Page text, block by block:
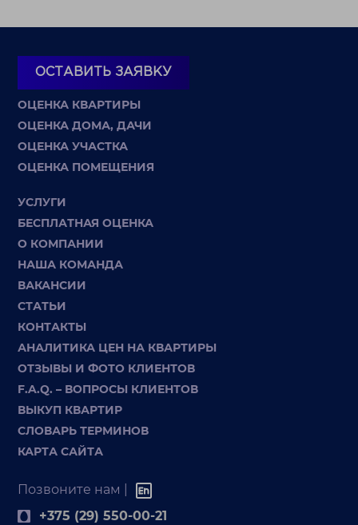
ОСТАВИТЬ ЗАЯВКУ
ОЦЕНКА КВАРТИРЫ
ОЦЕНКА ДОМА, ДАЧИ
ОЦЕНКА УЧАСТКА
ОЦЕНКА ПОМЕЩЕНИЯ
УСЛУГИ
БЕСПЛАТНАЯ ОЦЕНКА
О КОМПАНИИ
НАША КОМАНДА
ВАКАНСИИ
СТАТЬИ
КОНТАКТЫ
АНАЛИТИКА ЦЕН НА КВАРТИРЫ
ОТЗЫВЫ И ФОТО КЛИЕНТОВ
F.A.Q. – ВОПРОСЫ КЛИЕНТОВ
ВЫКУП КВАРТИР
СЛОВАРЬ ТЕРМИНОВ
КАРТА САЙТА
Позвоните нам |
+375 (29) 550-00-21